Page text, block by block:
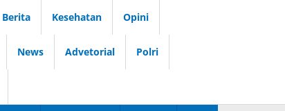
Berita Kesehatan Opini
News Advetorial Polri